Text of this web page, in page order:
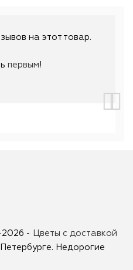
на этот товар.
первым!
-
Цветы с доставкой
Недорогие